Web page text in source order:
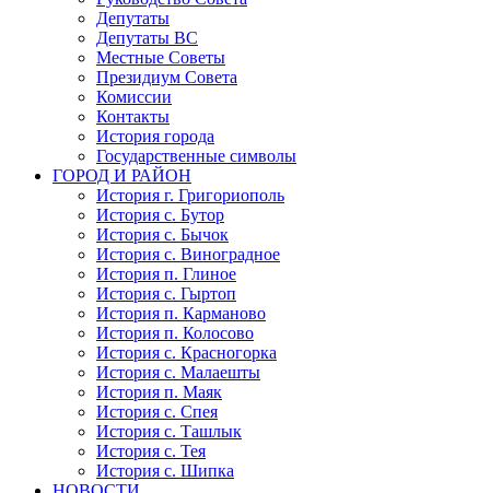
Депутаты
Депутаты ВС
Местные Советы
Президиум Совета
Комиссии
Контакты
История города
Государственные символы
ГОРОД И РАЙОН
История г. Григориополь
История с. Бутор
История с. Бычок
История с. Виноградное
История п. Глиное
История с. Гыртоп
История п. Карманово
История п. Колосово
История с. Красногорка
История с. Малаешты
История п. Маяк
История с. Спея
История с. Ташлык
История с. Тея
История с. Шипка